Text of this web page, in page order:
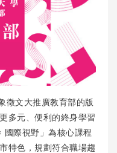
徵文大推廣教育部的版
多元、便利的終身學習
國際視野」為核心課程
特色，規劃符合職場趨